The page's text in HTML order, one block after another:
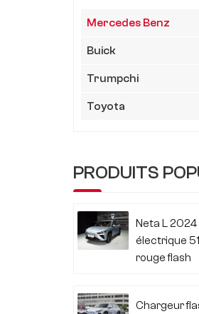
Mercedes Benz
Buick
Trumpchi
Toyota
PRODUITS
Neta L
électrique
rouge flash
Chargeur